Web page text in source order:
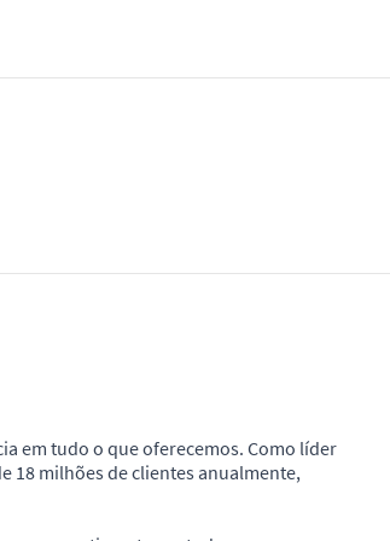
em tudo o que oferecemos. Como líder
18 milhões de clientes anualmente,